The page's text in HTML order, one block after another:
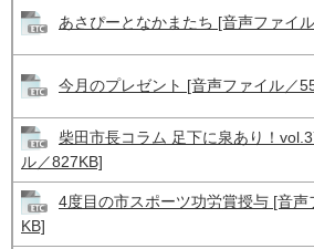
あさぴーとなかまたち [音声ファイ
今月のプレゼント [音声ファイル／
柴田市長コラム 足下に泉あり！
ル／827KB]
4度目の市スポーツ功労賞授与 [音声
KB]